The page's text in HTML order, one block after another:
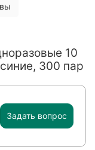
10
300 пар
Задать вопрос